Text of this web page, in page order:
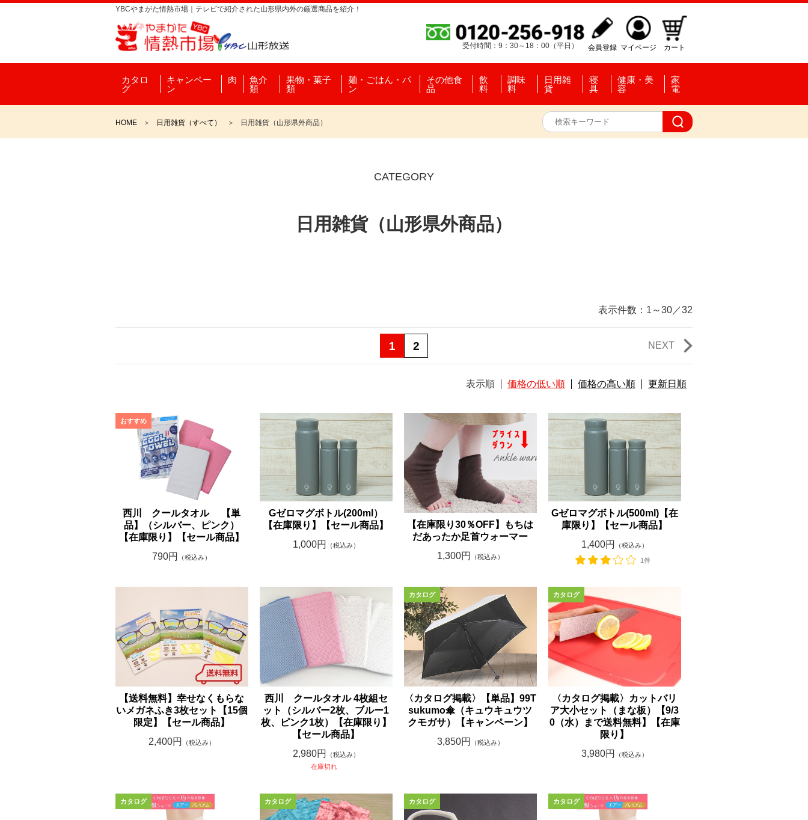
YBCやまがた情熱市場｜テレビで紹介された山形県内外の厳選商品を紹介！
受付時間：9：30～18：00（平日） 会員登録 マイページ カート
カタロ
グ
キャンペー
ン
肉
魚介
類
果物・菓子
類
麺・ごはん・パ
ン
その他食
品
飲
料
調味
料
日用雑
貨
寝
具
健康・美
容
家
電
HOME 日用雑貨（すべて） 日用雑貨（山形県外商品）
CATEGORY
日用雑貨（山形県外商品）
表示件数： 1～30 ／32
1 2 NEXT
表示順 価格の低い順 価格の高い順 更新日順
西川 クールタオル 【単
品】（シルバー、ピンク）
【在庫限り】【セール商品】
790円
（税込み）
Gゼロマグボトル(200ml）
【在庫限り】【セール商品】
1,000円
（税込み）
【在庫限り30％OFF】もちは
だあったか足首ウォーマー
1,300円
（税込み）
Gゼロマグボトル(500ml)【在
庫限り】【セール商品】
1,400円
（税込み）
1件
【送料無料】幸せなくもらな
いメガネふき3枚セット【15個
限定】【セール商品】
2,400円
（税込み）
西川 クールタオル 4枚組セ
ット（シルバー2枚、ブルー1
枚、ピンク1枚）【在庫限り】
【セール商品】
2,980円
（税込み）
在庫切れ
〈カタログ掲載〉【単品】99T
sukumo傘（キュウキュウツ
クモガサ）【キャンペーン】
3,850円
（税込み）
〈カタログ掲載〉カットバリ
ア大小セット（まな板）【9/3
0（水）まで送料無料】【在庫
限り】
3,980円
（税込み）